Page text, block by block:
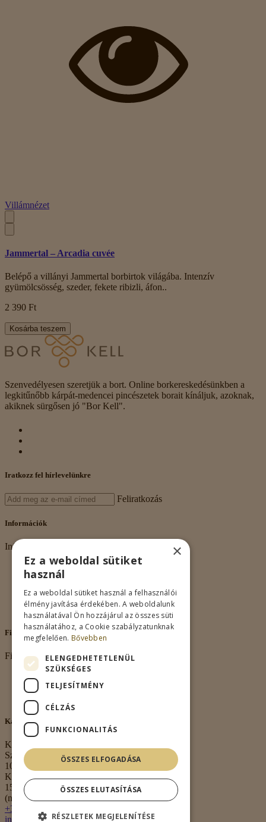
Villámnézet
Jammertal – Arcadia cuvée
Belépő a villányi Jammertal borbirtok világába. Intenzív
gyümölcsösség, szeder, fekete ribizli, áfon..
2 390 Ft
Kosárba teszem
Szenvedélyesen szeretjük a bort. Online borkereskedésünkben a
legkitűnőbb kárpát-medencei pincészetek borait kínáljuk, azoknak,
akiknek sürgősen jó "Bor Kell".
Iratkozz fel hírlevelünkre
Feliratkozás
Információk
Információk
Rólunk
Adatkezelés
Vásárlási feltételek
Nagykereskedelem
Kapcsolat
Fiókom
Fiókom
Fiókom
Rendeléseim
Kívánságlista
Kapcsolat
Kapcsolat
Székhely:
1063 Budapest,
Kmety György u.
15. 3. em. 1.
(nem átvételi pont)
+36 30 474 0020
info@borkell.hu
×
Ez a weboldal sütiket
használ
Ez a weboldal sütiket használ a felhasználói
élmény javítása érdekében. A weboldalunk
használatával Ön hozzájárul az összes süti
használatához, a Cookie szabályzatunknak
megfelelően. Bővebben
ELENGEDHETETLENÜL
SZÜKSÉGES
TELJESÍTMÉNY
CÉLZÁS
FUNKCIONALITÁS
ÖSSZES ELFOGADÁSA
ÖSSZES ELUTASÍTÁSA
RÉSZLETEK MEGJELENÍTÉSE